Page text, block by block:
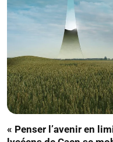
« Penser l’avenir en